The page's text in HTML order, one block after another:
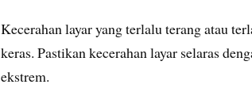
Kecerahan layar yang terlalu terang atau
keras. Pastikan kecerahan layar selaras
ekstrem.